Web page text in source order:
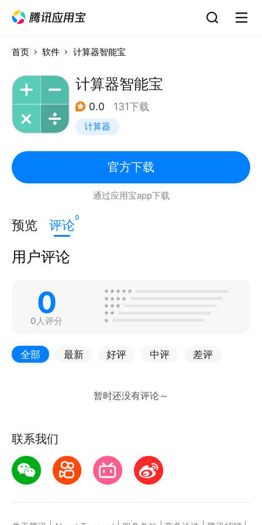
首页 软件 计算器智能宝
计算器智能宝
0.0 131下载
计算器
官方下载
通过应用宝app下载
预览 评论0
用户评论
0
0人评分
全部 最新 好评 中评 差评
联系我们